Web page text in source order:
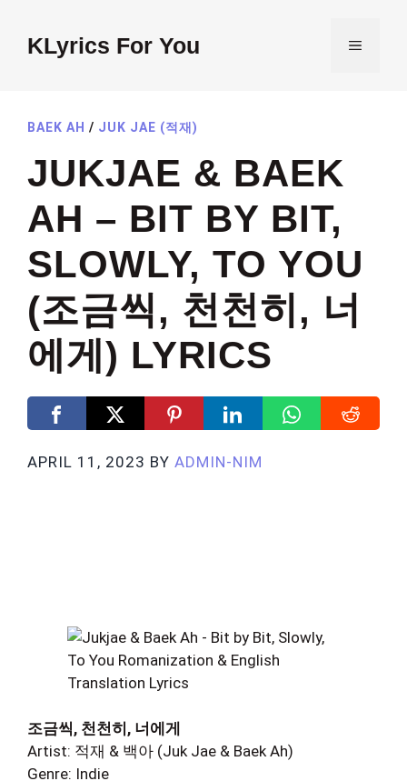
contentKLyrics For You MENU
BAEK AH / JUK JAE (적재)
JUKJAE & BAEK
AH – BIT BY BIT,
SLOWLY, TO YOU
(조금씩, 천천히, 너
에게) LYRICS
APRIL 11, 2023 BY ADMIN-NIM
조금씩, 천천히, 너에게
Artist: 적재 & 백아 (Juk Jae & Baek Ah)
Genre: Indie